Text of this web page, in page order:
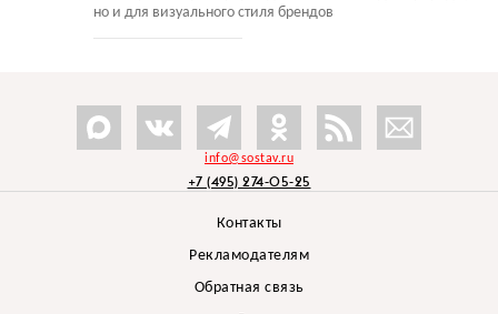
но и для визуального стиля брендов
info@sostav.ru
+7 (495) 274-05-25
Контакты
Рекламодателям
Обратная связь